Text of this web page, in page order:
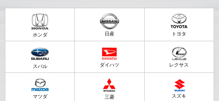
ホンダ 日産 トヨタ
スバル ダイハツ レクサス
マツダ 三菱 スズキ